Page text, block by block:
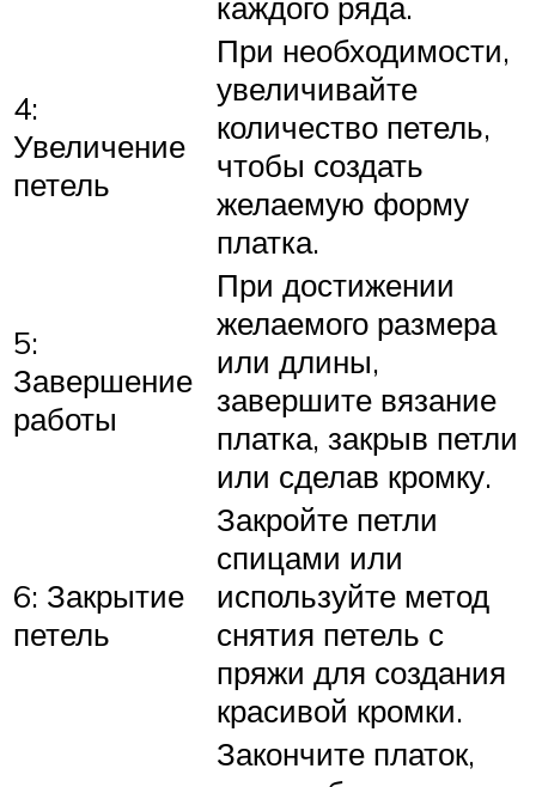
4:
Увеличение
петель
При необходимости,
увеличивайте
количество петель,
чтобы создать
желаемую форму
платка.
5:
Завершение
работы
При достижении
желаемого размера
или длины,
завершите вязание
платка, закрыв петли
или сделав кромку.
6: Закрытие
петель
Закройте петли
спицами или
используйте метод
снятия петель с
пряжи для создания
красивой кромки.
Закончите платок,